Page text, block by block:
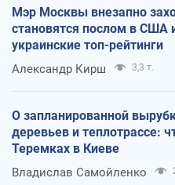
Мэр Москвы внезапно
становятся послом в США
украинские топ-рейтинги
Александр Кирш 3,3 т.
О запланированной
деревьев и теплотрассе:
Теремках в Киеве
Владислав Самойленко